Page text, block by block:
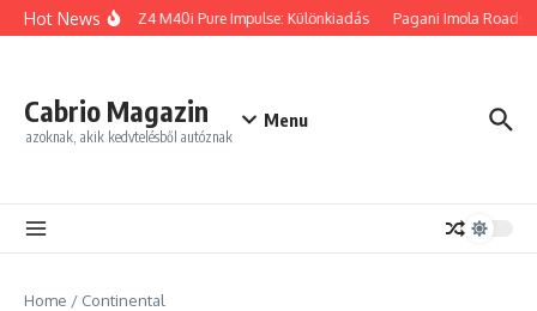
Ugrás a tartalomhoz
Hot NewsBMW Z4 M40i Pure Impulse: Különkiadás Pagani Imola
Cabrio Magazin
azoknak, akik kedvtelésből autóznak
Menu
Home / Continental